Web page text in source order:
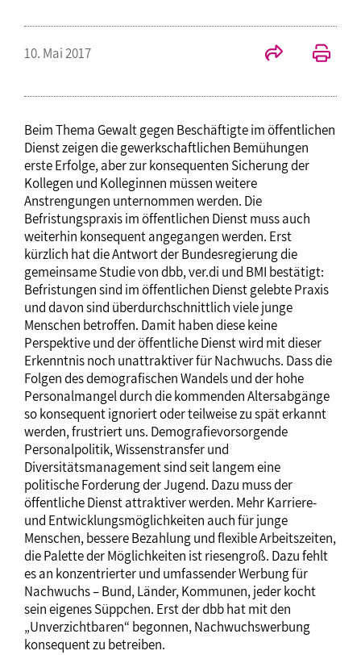
10. Mai 2017
Beim Thema Gewalt gegen Beschäftigte im öffentlichen
Dienst zeigen die gewerkschaftlichen Bemühungen
erste Erfolge, aber zur konsequenten Sicherung der
Kollegen und Kolleginnen müssen weitere
Anstrengungen unternommen werden. Die
Befristungspraxis im öffentlichen Dienst muss auch
weiterhin konsequent angegangen werden. Erst
kürzlich hat die Antwort der Bundesregierung die
gemeinsame Studie von dbb, ver.di und BMI bestätigt:
Befristungen sind im öffentlichen Dienst gelebte Praxis
und davon sind überdurchschnittlich viele junge
Menschen betroffen. Damit haben diese keine
Perspektive und der öffentliche Dienst wird mit dieser
Erkenntnis noch unattraktiver für Nachwuchs. Dass die
Folgen des demografischen Wandels und der hohe
Personalmangel durch die kommenden Altersabgänge
so konsequent ignoriert oder teilweise zu spät erkannt
werden, frustriert uns. Demografievorsorgende
Personalpolitik, Wissenstransfer und
Diversitätsmanagement sind seit langem eine
politische Forderung der Jugend. Dazu muss der
öffentliche Dienst attraktiver werden. Mehr Karriere-
und Entwicklungsmöglichkeiten auch für junge
Menschen, bessere Bezahlung und flexible Arbeitszeiten,
die Palette der Möglichkeiten ist riesengroß. Dazu fehlt
es an konzentrierter und umfassender Werbung für
Nachwuchs – Bund, Länder, Kommunen, jeder kocht
sein eigenes Süppchen. Erst der dbb hat mit den
„Unverzichtbaren“ begonnen, Nachwuchswerbung
konsequent zu betreiben.